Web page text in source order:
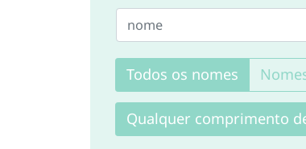
Todos os nomes
Qualquer comprimento